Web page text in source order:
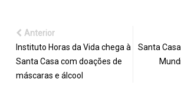
Anterior
Instituto Horas da Vida chega à
Santa Casa com doações de
máscaras e álcool
Santa